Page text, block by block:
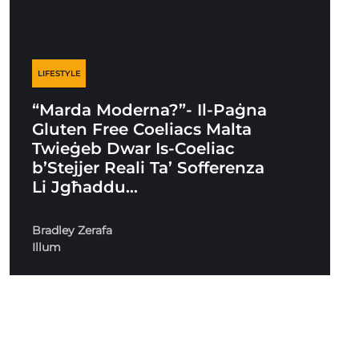
LIFESTYLE
“Marda Moderna?”- Il-Paġna
Gluten Free Coeliacs Malta
Twieġeb Dwar Is-Coeliac
b’Stejjer Reali Ta’ Sofferenza
Li Jgħaddu…
Bradley Zerafa
Illum